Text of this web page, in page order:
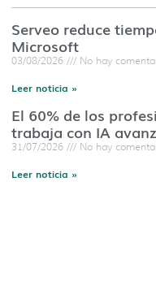
Serveo reduce
Microsoft
03/08/2026 No hay
Leer noticia »
El 60% de los
trabaja con IA
31/07/2026 No hay
Leer noticia »